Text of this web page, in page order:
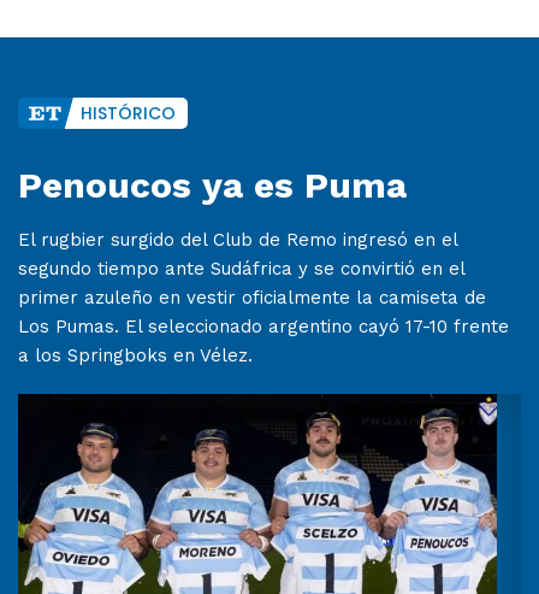
HISTÓRICO
Penoucos ya es Puma
El rugbier surgido del Club de Remo ingresó en el
segundo tiempo ante Sudáfrica y se convirtió en el
primer azuleño en vestir oficialmente la camiseta de
Los Pumas. El seleccionado argentino cayó 17-10 frente
a los Springboks en Vélez.